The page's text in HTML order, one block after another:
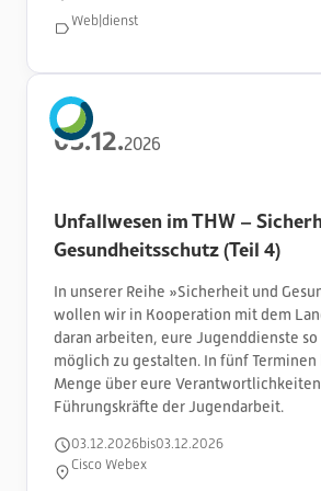
Web|dienst
03.12.2026
Unfallwesen im THW –
Gesundheitsschutz (Teil 4)
In unserer Reihe »Sicherheit und
wollen wir in Kooperation mit dem
daran arbeiten, eure Jugenddienste
möglich zu gestalten. In fünf
Menge über eure
Führungskräfte der Jugendarbeit.
03.12.2026bis03.12.2026
Cisco Webex